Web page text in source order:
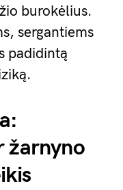
burokėlius.
sergantiems
padidintą
žarnyno